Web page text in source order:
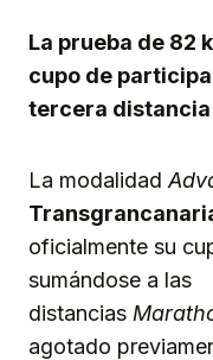
La prueba de 82
cupo de
tercera
La modalidad
oficialmente su
sumándose a las
distancias
agotado